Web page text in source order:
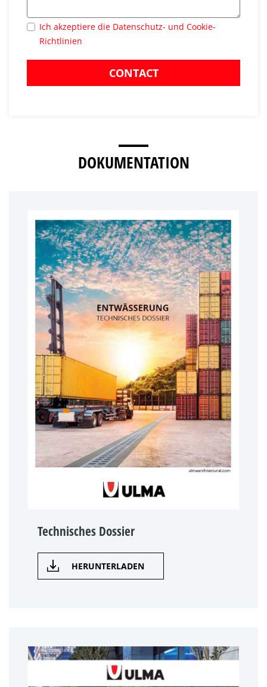
Ich akzeptiere die Datenschutz- und Cookie-
Richtlinien
CONTACT
DOKUMENTATION
Technisches Dossier
HERUNTERLADEN